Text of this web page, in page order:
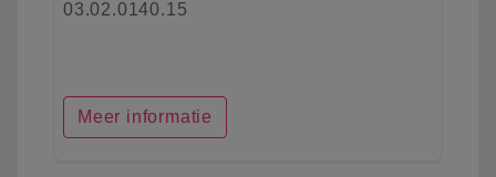
03.02.0140.15
Meer informatie